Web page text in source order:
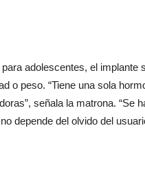
adolescentes, el implante
o peso. “Tiene una sola
señala la matrona. “Se
depende del olvido del